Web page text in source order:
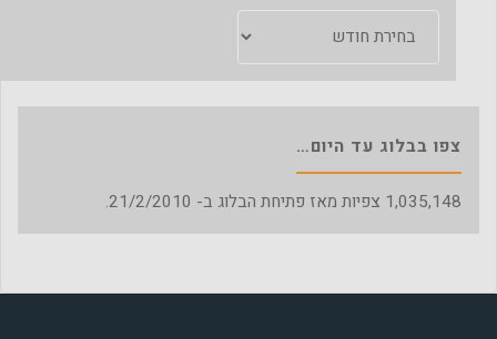
צפו בבלוג עד היום…
1,035,148 צפיות מאז פתיחת הבלוג ב- 21/2/2010.